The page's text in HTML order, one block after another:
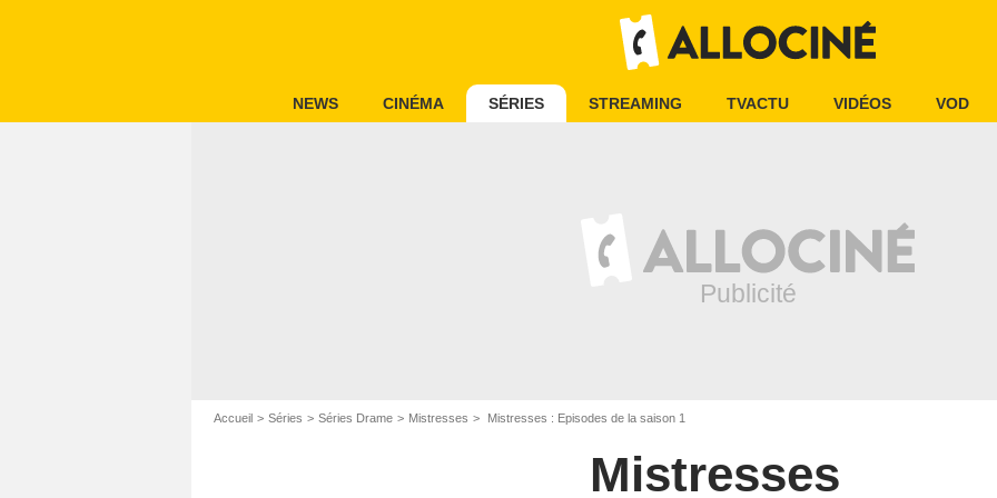
NEWS CINÉMA SÉRIES STREAMING TVACTU VIDÉOS VOD
Accueil Séries Séries Drame Mistresses Mistresses : Episodes de la saison 1
Mistresses